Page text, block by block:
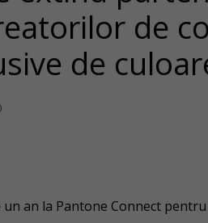
de
de
an la Pantone Connect